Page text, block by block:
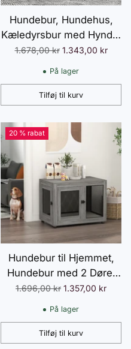
Hundebur, Hundehus,
Kæledyrsbur med Hynde,
2 Låse til Mellemstore
Hunde, Hundebur med
Grå, 90 x 58 x 65 cm
Normalpris
1.678,00 kr 1.343,00 kr
På lager
Tilføj til kurv
Antal
20 % rabat
Hundebur til Hjemmet,
Hundebur med 2 Døre,
Vaskbar Hynde,
Hundehus med
til Store Hunde op til 30
Normalpris
1.696,00 kr 1.357,00 kr
På lager
Tilføj til kurv
Antal